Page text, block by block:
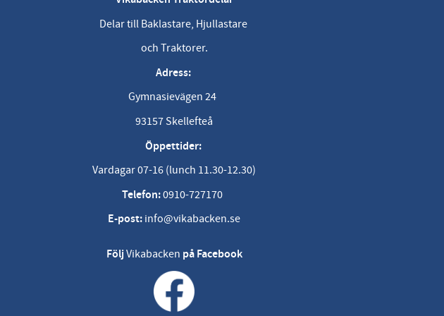
Delar till Baklastare, Hjullastare
och Traktorer.
Adress:
Gymnasievägen 24
93157 Skellefteå
Öppettider:
Vardagar 07-16 (lunch 11.30-12.30)
Telefon:0910-727170
E-post: info@vikabacken.se
FöljVikabacken på Facebook